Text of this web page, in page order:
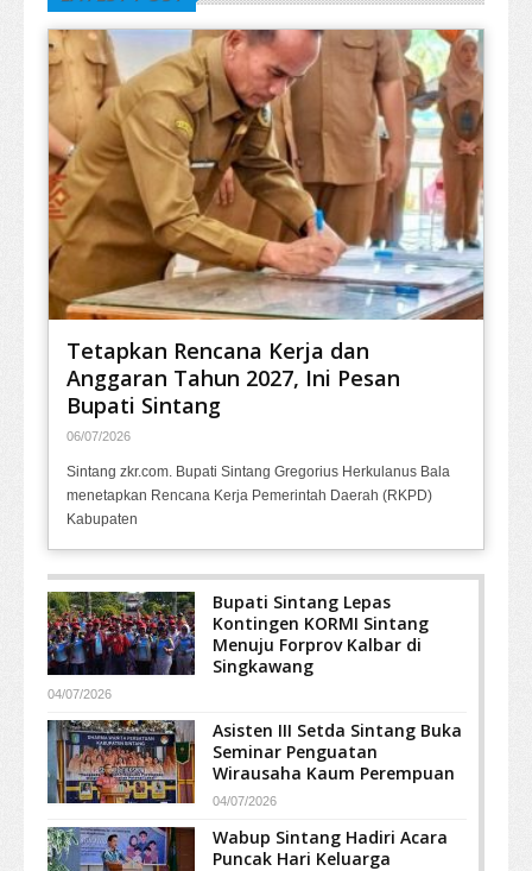
Tetapkan Rencana Kerja dan
Anggaran Tahun 2027, Ini Pesan
Bupati Sintang
06/07/2026
Sintang zkr.com. Bupati Sintang Gregorius Herkulanus Bala
menetapkan Rencana Kerja Pemerintah Daerah (RKPD)
Kabupaten
Bupati Sintang Lepas
Kontingen KORMI Sintang
Menuju Forprov Kalbar di
Singkawang
04/07/2026
Asisten III Setda Sintang Buka
Seminar Penguatan
Wirausaha Kaum Perempuan
04/07/2026
Wabup Sintang Hadiri Acara
Puncak Hari Keluarga